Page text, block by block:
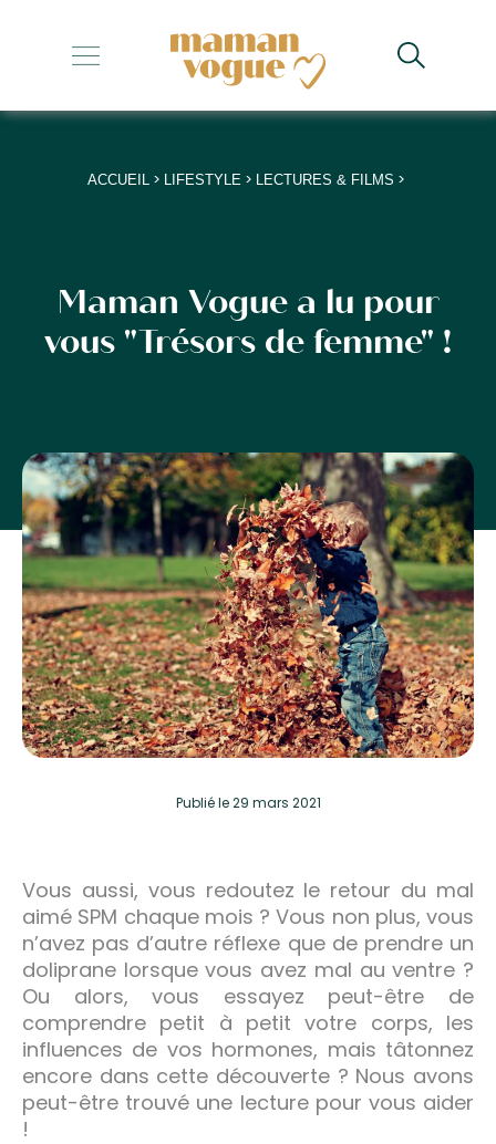
+
+
+
+
ACCUEIL > LIFESTYLE > LECTURES & FILMS >
Maman Vogue a lu pour
vous "Trésors de femme" !
Publiéle 29 mars 2021
Vous aussi, vous redoutez le retour du mal
aimé SPM chaque mois ? Vous non plus, vous
n’avez pas d’autre réflexe que de prendre un
doliprane lorsque vous avez mal au ventre ?
Ou alors, vous essayez peut-être de
comprendre petit à petit votre corps, les
influences de vos hormones, mais tâtonnez
encore dans cette découverte ? Nous avons
peut-être trouvé une lecture pour vous aider
!